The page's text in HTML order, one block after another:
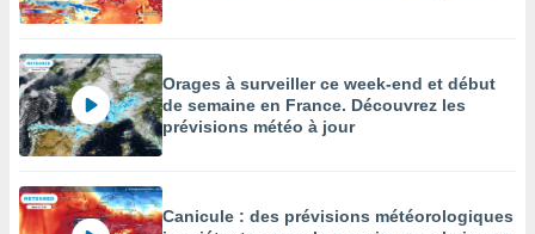
Orages à surveiller ce week-end et début
de semaine en France. Découvrez les
prévisions météo à jour
Canicule : des prévisions météorologiques